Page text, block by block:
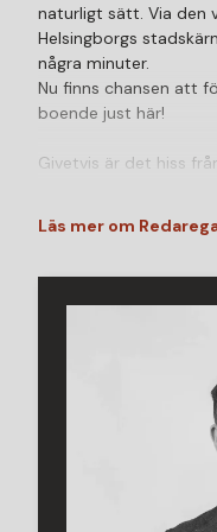
naturligt sätt. Via den
Helsingborgs
några minuter.
Nu finns chansen att
boende just här!
Givetvis är det hiss
ut mot bostadens ena
kvällar.
skapar en luftig
ytorna. Här finns
Köket är praktiskt
förvaring och full
ekparkett och
bostadens moderna
Läs mer om